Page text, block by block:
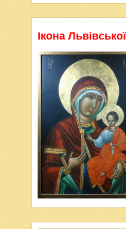
Ікона